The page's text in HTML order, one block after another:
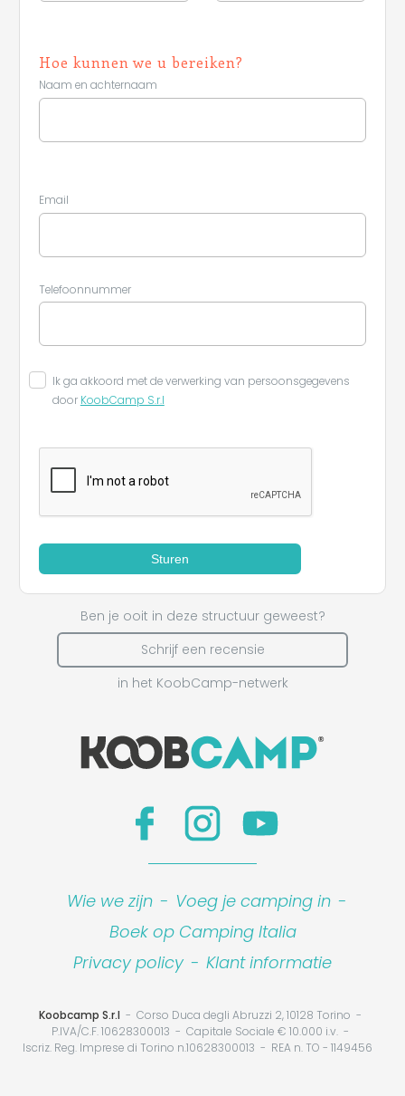
Hoe kunnen we u bereiken?
Naam en achternaam
Email
Telefoonnummer
Ik ga akkoord met de verwerking van persoonsgegevens
door KoobCamp S.r.l
Sturen
Ben je ooit in deze structuur geweest?
Schrijf een recensie
in het KoobCamp-netwerk
Wie we zijn - Voeg je camping in -
Boek op Camping Italia
Privacy policy - Klant informatie
Koobcamp S.r.l
Corso Duca degli Abruzzi 2, 10128 Torino
P.IVA/C.F. 10628300013
Capitale Sociale € 10.000 i.v.
Iscriz. Reg. Imprese di Torino n.10628300013
REA n. TO - 1149456